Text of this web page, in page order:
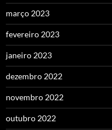
março 2023
fevereiro 2023
janeiro 2023
dezembro 2022
novembro 2022
outubro 2022